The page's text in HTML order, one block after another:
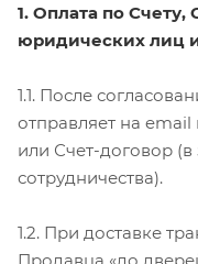
1. Оплата по Счету,
юридических лиц
1.1. После
отправляет на
или Счет-договор (в
сотрудничества).
1.2. При доставке